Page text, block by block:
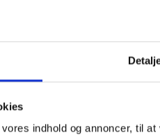
indhold og annoncer, til
at bygge en krops og
og du derved
andre problemer i
om dit behov er